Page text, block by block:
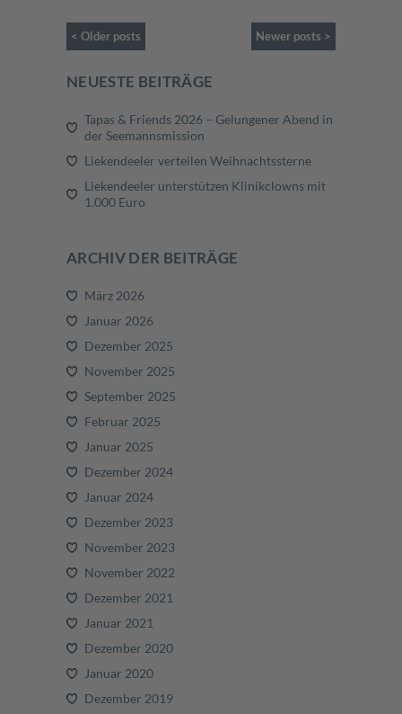
< Older posts Newer posts >
NEUESTE BEITRÄGE
Tapas & Friends 2026 – Gelungener Abend in
der Seemannsmission
Liekendeeler verteilen Weihnachtssterne
Liekendeeler unterstützen Klinikclowns mit
1.000 Euro
ARCHIV DER BEITRÄGE
März 2026
Januar 2026
Dezember 2025
November 2025
September 2025
Februar 2025
Januar 2025
Dezember 2024
Januar 2024
Dezember 2023
November 2023
November 2022
Dezember 2021
Januar 2021
Dezember 2020
Januar 2020
Dezember 2019